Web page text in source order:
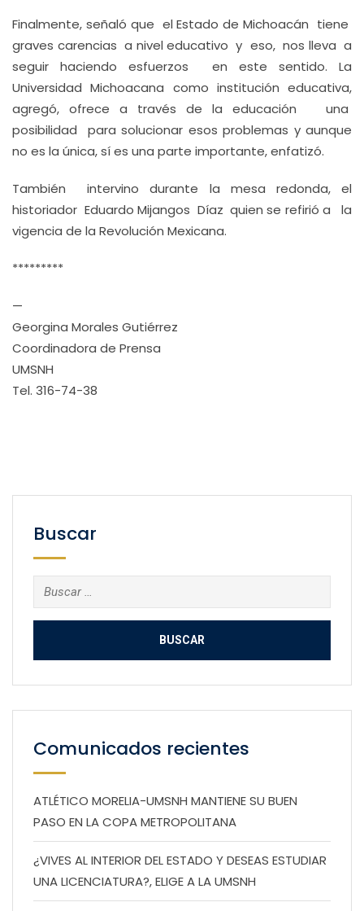
Finalmente, señaló que el Estado de Michoacán tiene
graves carencias a nivel educativo y eso, nos lleva a
seguir haciendo esfuerzos en este sentido. La
Universidad Michoacana como institución educativa,
agregó, ofrece a través de la educación una
posibilidad para solucionar esos problemas y aunque
no es la única, sí es una parte importante, enfatizó.
También intervino durante la mesa redonda, el
historiador Eduardo Mijangos Díaz quien se refirió a la
vigencia de la Revolución Mexicana.
*********
—
Georgina Morales Gutiérrez
Coordinadora de Prensa
UMSNH
Tel. 316-74-38
Buscar
Buscar:
Comunicados recientes
ATLÉTICO MORELIA-UMSNH MANTIENE SU BUEN
PASO EN LA COPA METROPOLITANA
¿VIVES AL INTERIOR DEL ESTADO Y DESEAS ESTUDIAR
UNA LICENCIATURA?, ELIGE A LA UMSNH